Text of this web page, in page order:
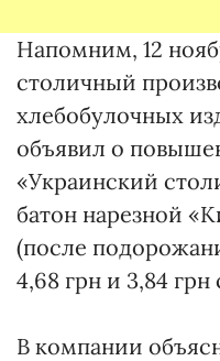
Напомним, 12
столичный
хлебобулочных
объявил о
«Украинский
батон нарезной
(после
4,68 грн и 3,84 грн
В компании